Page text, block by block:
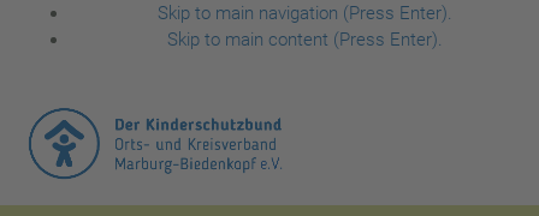
Skip to main navigation (Press Enter).
Skip to main content (Press Enter).